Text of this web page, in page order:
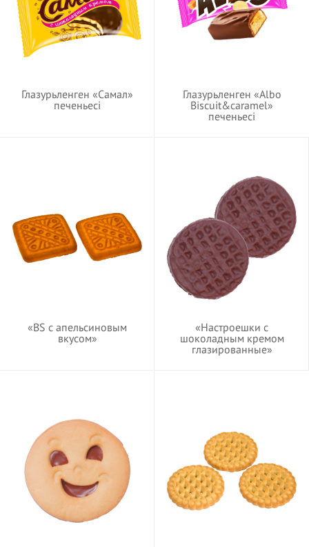
Глазурьленген «Самал»
печеньесі
Глазурьленген «Albo
Biscuit&caramel»
печеньесі
«BS с апельсиновым
вкусом»
«Настроешки с
шоколадным кремом
глазированные»